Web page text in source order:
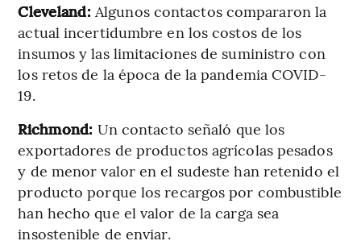
Cleveland:Algunos contactos compararon la
actual incertidumbre en los costos de los
insumos y las limitaciones de suministro con
los retos de la época de la pandemia COVID-
19.
Richmond: Un contacto señaló que los
exportadores de productos agrícolas pesados
y de menor valor en el sudeste han retenido el
producto porque los recargos por combustible
han hecho que el valor de la carga sea
insostenible de enviar.